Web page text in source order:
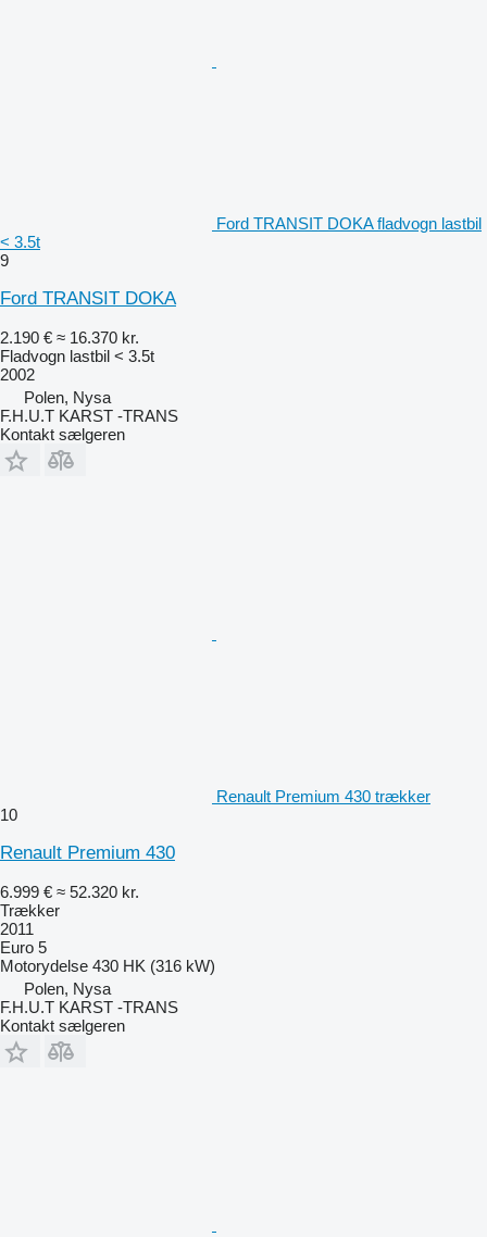
Ford TRANSIT DOKA fladvogn lastbil
< 3.5t
9
Ford TRANSIT DOKA
2.190 € ≈ 16.370 kr.
Fladvogn lastbil < 3.5t
2002
Polen, Nysa
F.H.U.T KARST -TRANS
Kontakt sælgeren
Renault Premium 430 trækker
10
Renault Premium 430
6.999 € ≈ 52.320 kr.
Trækker
2011
Euro 5
Motorydelse 430 HK (316 kW)
Polen, Nysa
F.H.U.T KARST -TRANS
Kontakt sælgeren